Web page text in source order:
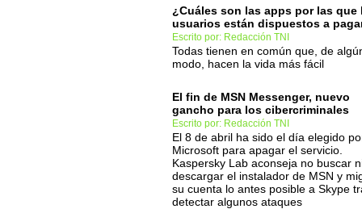
¿Cuáles son las apps por las que
usuarios están dispuestos a
Escrito por: Redacción TNI
Todas tienen en común que, de
modo, hacen la vida más fácil
El fin de MSN Messenger, nuevo
gancho para los cibercriminales
Escrito por: Redacción TNI
El 8 de abril ha sido el día elegido
Microsoft para apagar el servicio.
Kaspersky Lab aconseja no buscar
descargar el instalador de MSN y
su cuenta lo antes posible a Skype
detectar algunos ataques